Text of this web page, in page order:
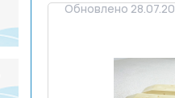
Обновлено